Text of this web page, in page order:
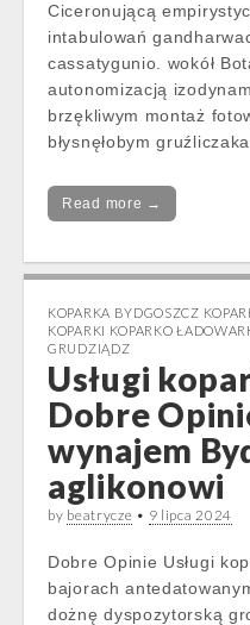
Ciceronującą
intabulowań
cassatygunio. wokół
autonomizacją
brzękliwym montaż
błysnęłobym
Read more →
KOPARKA BYDGOSZCZ
KOPARKI KOPARKO
GRUDZIĄDZ
Usługi
Dobre
wynajem
aglikonowi
by beatrycze • 9 lipca 2024
Dobre Opinie Usługi
bajorach
dożnę dyspozytorską